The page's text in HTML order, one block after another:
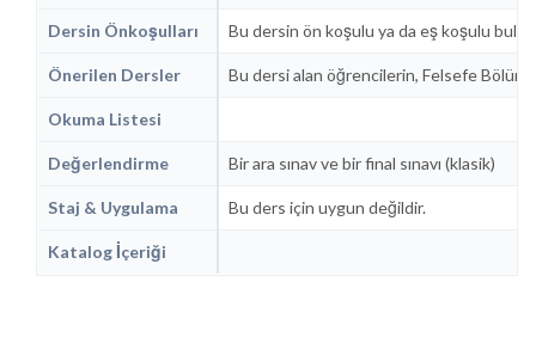
Dersin Önkoşulları Bu dersin ön koşulu ya da eş koşulu
Önerilen Dersler Bu dersi alan öğrencilerin, Felsefe
Okuma Listesi
Değerlendirme Bir ara sınav ve bir final sınavı (klasik)
Staj & Uygulama Bu ders için uygun değildir.
Katalog İçeriği